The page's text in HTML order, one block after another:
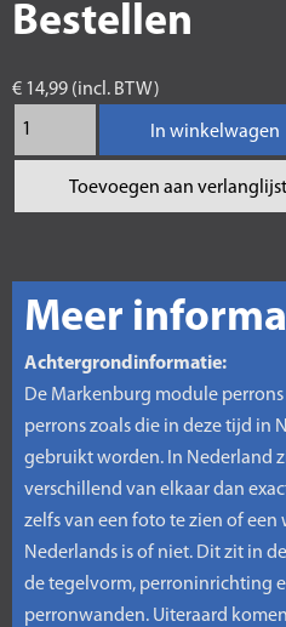
Bestellen
€ 14,99 (incl. BTW)
In winkelwagen
Toevoegen aan verlanglijst
Meer
Achtergrondinformatie:
De Markenburg module
perrons zoals die in deze tijd in
gebruikt worden. In Nederland
verschillend van elkaar dan
zelfs van een foto te zien of
Nederlands is of niet. Dit zit in
de tegelvorm, perroninrichting
perronwanden. Uiteraard